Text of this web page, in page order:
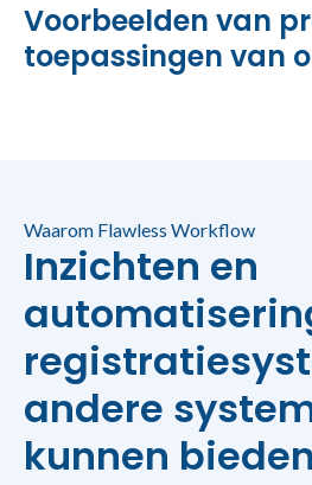
Voorbeelden van
toepassingen van
Waarom Flawless Workflow
Inzichten en
andere
kunnen